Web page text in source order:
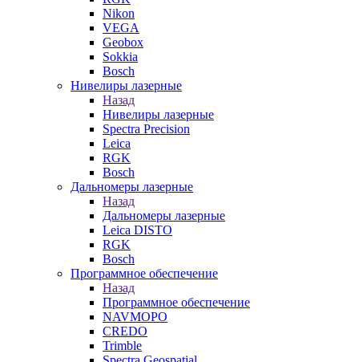
Nikon
VEGA
Geobox
Sokkia
Bosch
Нивелиры лазерные
Назад
Нивелиры лазерные
Spectra Precision
Leica
RGK
Bosch
Дальномеры лазерные
Назад
Дальномеры лазерные
Leica DISTO
RGK
Bosch
Программное обеспечение
Назад
Программное обеспечение
NAVMOPO
CREDO
Trimble